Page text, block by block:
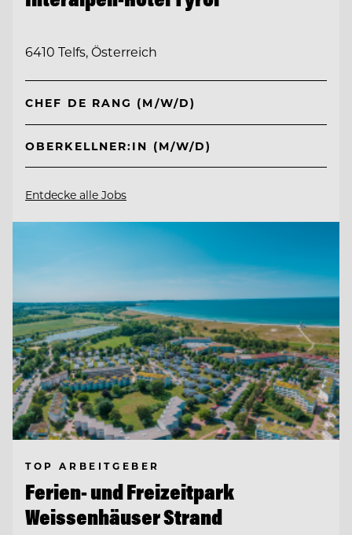
6410 Telfs, Österreich
CHEF DE RANG (M/W/D)
OBERKELLNER:IN (M/W/D)
Entdecke alle Jobs
TOP ARBEITGEBER
Ferien- und Freizeitpark
Weissenhäuser Strand